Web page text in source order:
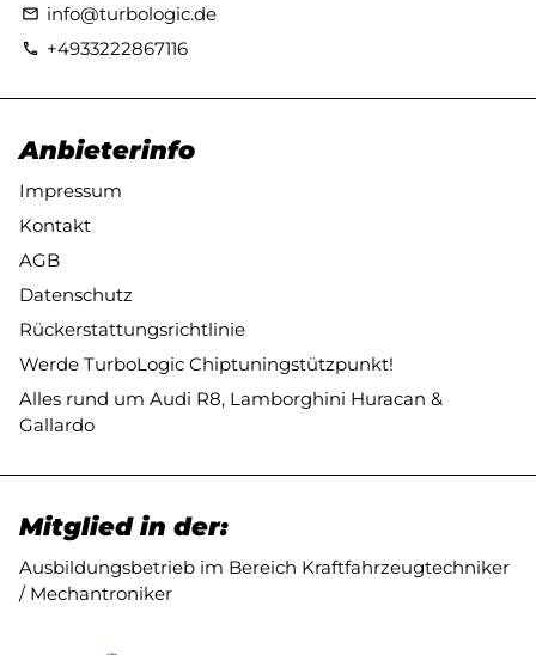
email info@turbologic.de
phone +4933222867116
Anbieterinfo
Impressum
Kontakt
AGB
Datenschutz
Rückerstattungsrichtlinie
Werde TurboLogic Chiptuningstützpunkt!
Alles rund um Audi R8, Lamborghini Huracan &
Gallardo
Mitglied in der:
Ausbildungsbetrieb im Bereich Kraftfahrzeugtechniker
/ Mechantroniker